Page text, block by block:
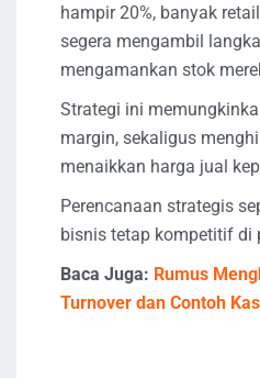
hampir 20%, banyak
segera mengambil
mengamankan stok
Strategi ini
margin, sekaligus
menaikkan harga jual
Perencanaan strategis
bisnis tetap kompetitif di
Baca Juga: Rumus
Turnover dan Contoh